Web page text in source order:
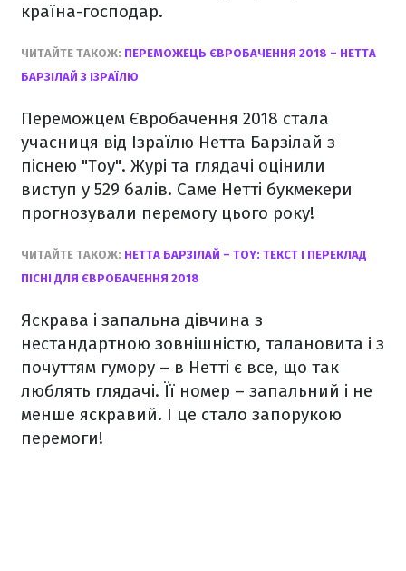
країна-господар.
ЧИТАЙТЕ ТАКОЖ: ПЕРЕМОЖЕЦЬ ЄВРОБАЧЕННЯ 2018 – НЕТТА
БАРЗІЛАЙ З ІЗРАЇЛЮ
Переможцем Євробачення 2018 стала
учасниця від Ізраїлю Нетта Барзілай з
піснею "Toy". Журі та глядачі оцінили
виступ у 529 балів. Саме Нетті букмекери
прогнозували перемогу цього року!
ЧИТАЙТЕ ТАКОЖ: НЕТТА БАРЗІЛАЙ – TOY: ТЕКСТ І ПЕРЕКЛАД
ПІСНІ ДЛЯ ЄВРОБАЧЕННЯ 2018
Яскрава і запальна дівчина з
нестандартною зовнішністю, талановита і з
почуттям гумору – в Нетті є все, що так
люблять глядачі. Її номер – запальний і не
менше яскравий. І це стало запорукою
перемоги!